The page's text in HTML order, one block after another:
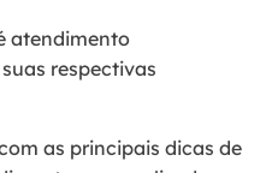
atendimento
respectivas
as principais dicas de